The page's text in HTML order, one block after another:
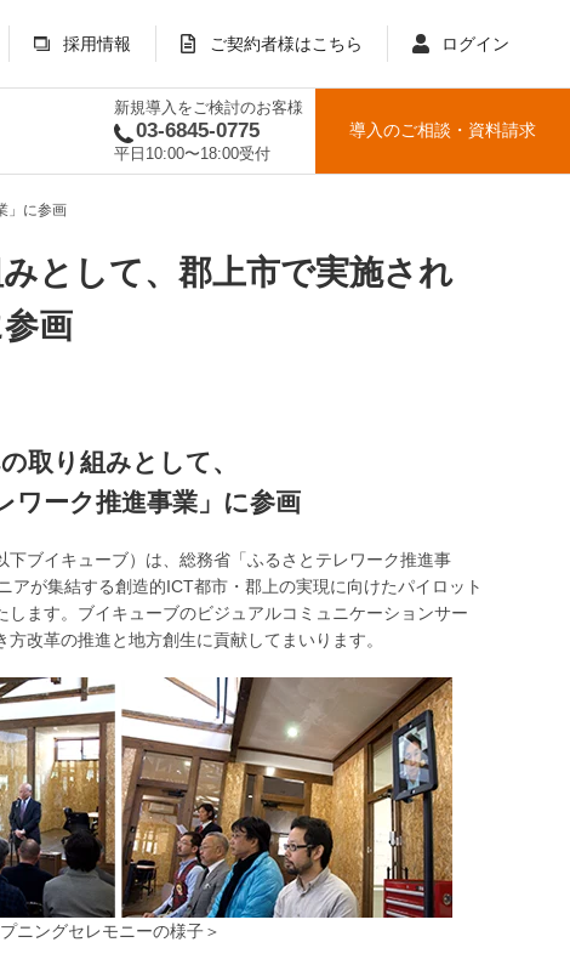
採用情報 ご契約者様はこちら ログイン
新規導入をご検討のお客様
03-6845-0775
平日10:00〜18:00受付
導入のご相談 ・ 資料請求
」に参画
として、郡上市で実施され
画
取り組みとして、
ワーク推進事業」に参画
ブイキューブ）は、総務省「ふるさとテレワーク推進事
が集結する創造的ICT都市・郡上の実現に向けたパイロット
ます。ブイキューブのビジュアルコミュニケーションサー
改革の推進と地方創生に貢献してまいります。
ニングセレモニーの様子＞